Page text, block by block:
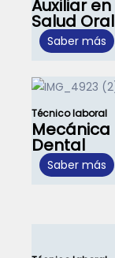
Auxiliar en
Salud Oral
Saber más
Técnico laboral
Mecánica
Dental
Saber más